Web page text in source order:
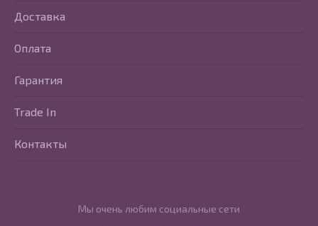
Мы очень любим социальные сети
Доставка
Оплата
Гарантия
Trade In
Контакты